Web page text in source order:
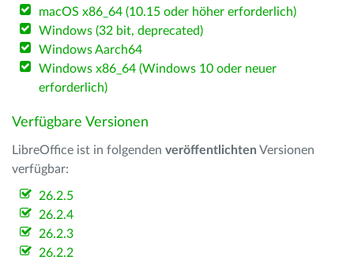
macOS x86_64 (10.15 oder höher erforderlich)
Windows (32 bit, deprecated)
Windows Aarch64
Windows x86_64 (Windows 10 oder neuer
erforderlich)
Verfügbare Versionen
LibreOffice ist in folgenden veröffentlichten Versionen
verfügbar:
26.2.5
26.2.4
26.2.3
26.2.2